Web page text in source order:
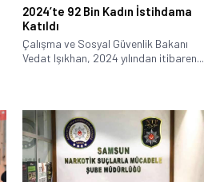
2024’te 92 Bin Kadın İstihdama
Katıldı
Çalışma ve Sosyal Güvenlik Bakanı
Vedat Işıkhan, 2024 yılından itibaren...